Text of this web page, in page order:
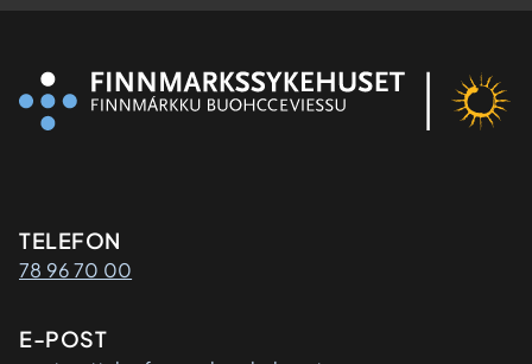
Kontaktinformasjon
TELEFON
78 96 70 00
E-POST